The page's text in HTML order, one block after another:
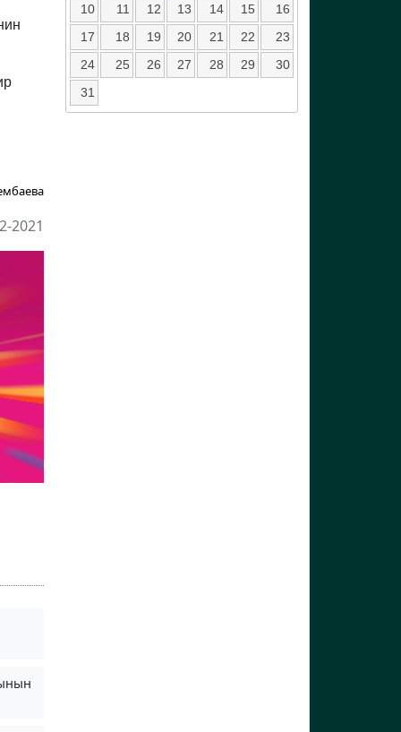
2021
10
11 12 13 14 15
16
17
18 19 20 21 22
23
24
25 26 27 28 29
30
31